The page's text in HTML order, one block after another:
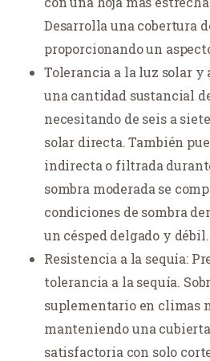
Desarrolla una cobertura
proporcionando un
Tolerancia a la luz solar y
una cantidad sustancial
necesitando de seis a
solar directa. También
indirecta o filtrada
sombra moderada se
condiciones de sombra
un césped delgado y débil.
Resistencia a la sequía:
tolerancia a la sequía.
suplementario en climas
manteniendo una
satisfactoria con solo